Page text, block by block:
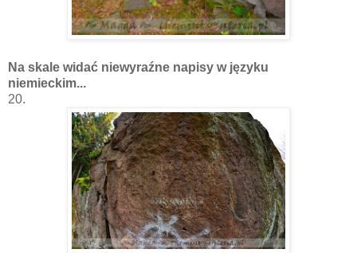
Na skale widać niewyraźne napisy w języku
niemieckim...
20.